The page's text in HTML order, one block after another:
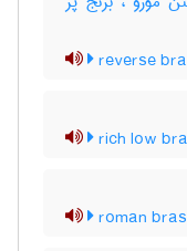
reverse
rich low
roman